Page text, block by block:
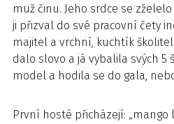
muž činu. Jeho srdce se
ji přizval do své pracovní čety
majitel a vrchní, kuchtík
dalo slovo a já vybalila svých 5
model a hodila se do gala,
První hosté přicházejí: „mango